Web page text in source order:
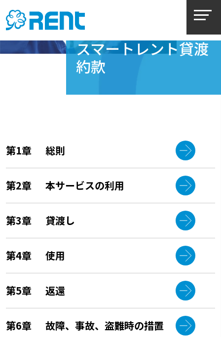
無人貸出サービス
スマートレント貸渡
約款
第1章 総則
第2章 本サービスの利用
第3章 貸渡し
第4章 使用
第5章 返還
第6章 故障、事故、盗難時の措置